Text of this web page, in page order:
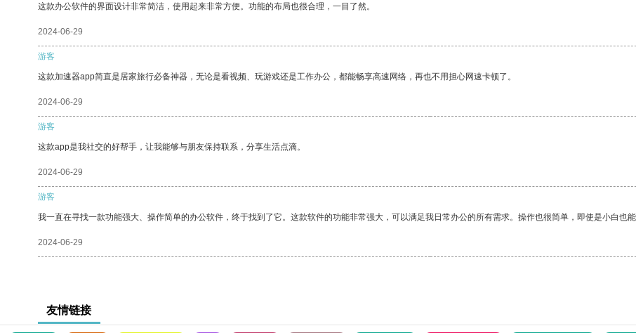
这款办公软件的界面设计非常简洁，使用起来非常方便。功能的布局也很合理，一目了然。
2024-06-29
游客
这款加速器app简直是居家旅行必备神器，无论是看视频、玩游戏还是工作办公，都能畅享高速网络，再也不用担心网速卡顿了。
2024-06-29
游客
这款app是我社交的好帮手，让我能够与朋友保持联系，分享生活点滴。
2024-06-29
游客
我一直在寻找一款功能强大、操作简单的办公软件，终于找到了它。这款软件的功能非常强大，可以满足我日常办公的所有需求。操作也很简单，即使是小白也能
2024-06-29
友情链接